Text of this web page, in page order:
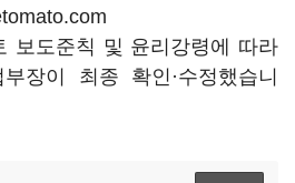
보도준칙 및 윤리강령에 따라
장이 최종 확인·수정했습니